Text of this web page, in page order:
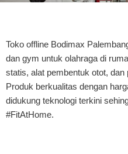
Toko offline Bodimax
dan gym untuk olahraga di
statis, alat pembentuk otot,
Produk berkualitas dengan
didukung teknologi terkini
#FitAtHome.